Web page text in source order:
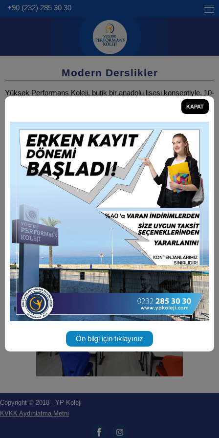
+90 (232) 285 30 30
Modern Derslikler
Yüksek Performans Koleji, butik bir anadolu lisesi konseptiyle, 10-
15 kişilik modern sınıflarda, ferah ve aydınlık ortamlarda eğitim
İzmir'in en özel konumuna sahip okulumuzda, kaliteli bir eğitim
vermek ve sizleri özel hissettirmek amaçlanmıştır.
Copyright © 2018 - YP Koleji
KVKK Aydınlatma Metni
KAPAT
Ön bilgi için tıklayınız